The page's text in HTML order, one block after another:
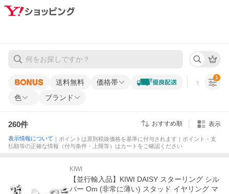
送料無料 価格帯 すべての条
色 ブランド
1
260件 おすすめ順 表示
表示情報について ｜ポイントは原則税抜価格を基準に付与されます｜ポイント・支
払額等の正確な情報（付与条件・上限等）はカートをご確認ください
KIWI
【並行輸入品】KIWI DAISY スターリング シル
バー Om (非常に薄い) スタッド イヤリング マ